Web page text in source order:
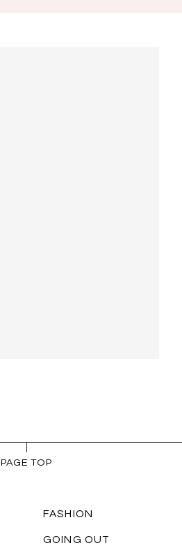
PAGE TOP
FASHION
GOING OUT